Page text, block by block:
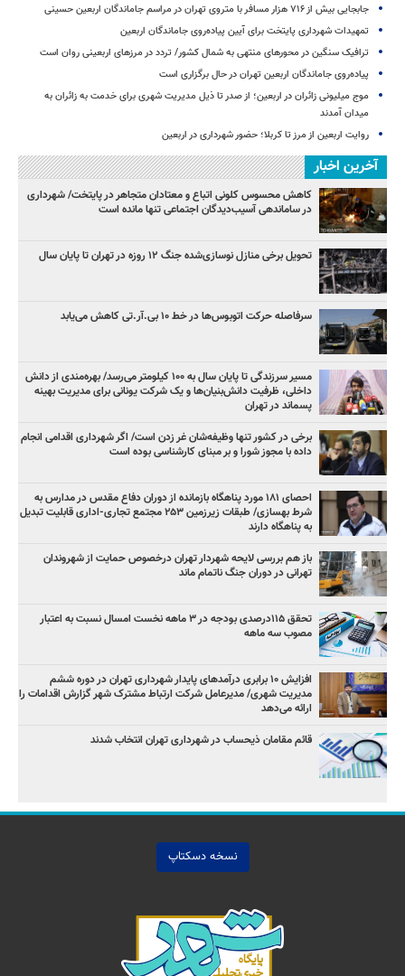
جابجایی بیش از ۷۱۶ هزار مسافر با متروی تهران در مراسم جاماندگان اربعین حسینی
تمهیدات شهرداری پایتخت برای آیین پیاده‌روی جاماندگان اربعین
ترافیک سنگین در محورهای منتهی به شمال کشور/ تردد در مرزهای اربعینی روان است
پیاده‌روی جاماندگان اربعین تهران در حال برگزاری است
موج میلیونی زائران در اربعین؛ از صدر تا ذیل مدیریت شهری برای خدمت به زائران به
میدان آمدند
روایت اربعین از مرز تا کربلا؛ حضور شهرداری در اربعین
آخرین اخبار
کاهش محسوس کلونی اتباع و معتادان متجاهر در پایتخت/ شهرداری
در ساماندهی آسیب‌دیدگان اجتماعی تنها مانده است
تحویل برخی منازل نوسازی‌شده جنگ ۱۲ روزه در تهران تا پایان سال
سرفاصله حرکت اتوبوس‌ها در خط ۱۰ بی‌.آر.تی کاهش می‌یابد
مسیر سرزندگی تا پایان سال به ۱۰۰ کیلومتر می‌رسد/ بهره‌مندی از دانش
داخلی، ظرفیت دانش‌بنیان‌ها و یک شرکت یونانی برای مدیریت بهینه
پسماند در تهران
برخی در کشور تنها وظیفه‌شان غر زدن است/ اگر شهرداری اقدامی انجام
داده با مجوز شورا و بر مبنای کارشناسی بوده است
احصای ۱۸۱ مورد پناهگاه بازمانده از دوران دفاع مقدس در مدارس به
شرط بهسازی/ طبقات زیرزمین ۲۵۳ مجتمع تجاری-اداری قابلیت تبدیل
به پناهگاه دارند
باز هم بررسی لایحه شهردار تهران درخصوص حمایت از شهروندان
تهرانی در دوران جنگ ناتمام ماند
تحقق ۱۱۵درصدی بودجه در ۳ ماهه نخست امسال نسبت به اعتبار
مصوب سه ماهه
افزایش ۱۰ برابری درآمدهای پایدار شهرداری تهران در دوره ششم
مدیریت شهری/ مدیرعامل شرکت ارتباط مشترک شهر گزارش اقدامات را
ارائه می‌دهد
قائم مقامان ذیحساب در شهرداری تهران انتخاب شدند
نسخه دسکتاپ